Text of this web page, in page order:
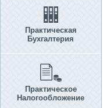
Практическая
Бухгалтерия
Практическое
Налогообложение